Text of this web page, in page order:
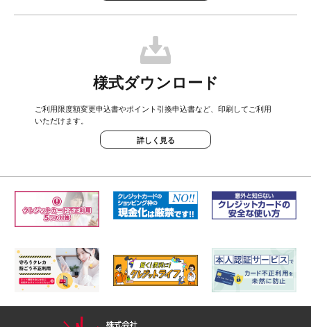
様式ダウンロード
ご利用限度額変更申込書やポイント引換申込書など、印刷してご利用
いただけます。
詳しく見る